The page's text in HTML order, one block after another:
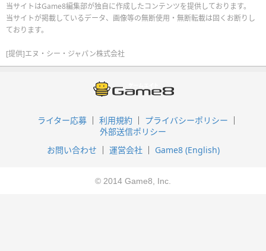
当サイトはGame8編集部が独自に作成したコンテンツを提供しております。
当サイトが掲載しているデータ、画像等の無断使用・無断転載は固くお断りし
ております。
[提供]エヌ・シー・ジャパン株式会社
ライター応募 利用規約
プライバシーポリシー
外部送信ポリシー
お問い合わせ
運営会社 Game8 (English)
© 2014 Game8, Inc.